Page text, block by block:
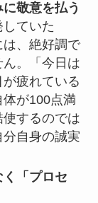
敬意を払う
していた
、絶好調で
。「今日は
疲れている
が100点満
するのでは
自身の誠実
く「プロセ